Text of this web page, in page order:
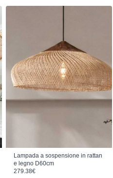
Lampada a sospensione in rattan
e legno D60cm
279.38€